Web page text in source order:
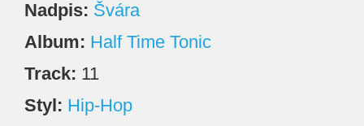
Nadpis: Švára
Album: Half Time Tonic
Track: 11
Styl: Hip-Hop